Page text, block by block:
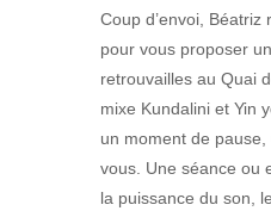
Coup d’envoi, Béatriz
pour vous proposer
retrouvailles au Quai
mixe Kundalini et Yin
un moment de
vous. Une séance ou
la puissance du son,